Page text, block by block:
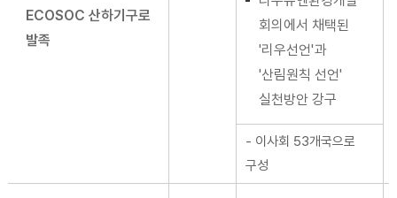
ECOSOC 산하기구로
발족
회의에서 채택된
'리우선언'과
'산림원칙 선언'
실천방안 강구
- 이사회 53개국으로
구성